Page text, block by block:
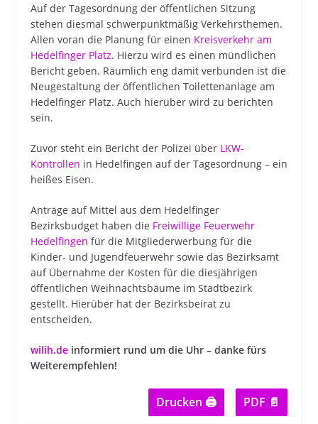
Auf der Tagesordnung der öffentlichen Sitzung
stehen diesmal schwerpunktmäßig Verkehrsthemen.
Allen voran die Planung für einen Kreisverkehr am
Hedelfinger Platz. Hierzu wird es einen mündlichen
Bericht geben. Räumlich eng damit verbunden ist die
Neugestaltung der öffentlichen Toilettenanlage am
Hedelfinger Platz. Auch hierüber wird zu berichten
sein.
Zuvor steht ein Bericht der Polizei über LKW-
Kontrollen in Hedelfingen auf der Tagesordnung – ein
heißes Eisen.
Anträge auf Mittel aus dem Hedelfinger
Bezirksbudget haben die Freiwillige Feuerwehr
Hedelfingen für die Mitgliederwerbung für die
Kinder- und Jugendfeuerwehr sowie das Bezirksamt
auf Übernahme der Kosten für die diesjährigen
öffentlichen Weihnachtsbäume im Stadtbezirk
gestellt. Hierüber hat der Bezirksbeirat zu
entscheiden.
wilih.deinformiert rund um die Uhr – danke fürs
Weiterempfehlen!
Drucken 🖨 PDF 📄